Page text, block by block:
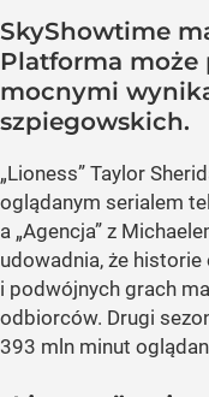
SkyShowtime
Platforma
mocnymi
szpiegowskich.
„Lioness” Taylor
oglądanym serialem
a „Agencja” z
udowadnia, że
i podwójnych grach
odbiorców. Drugi
393 mln minut